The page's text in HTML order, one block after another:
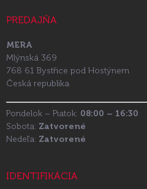
PREDAJŇA
MERA
Mlýnská 369
768 61 Bystřice pod Hostýnem
Česká republika
Pondelok – Piatok: 08:00 – 16:30
Sobota: Zatvorené
Nedeľa: Zatvorené
IDENTIFIKÁCIA